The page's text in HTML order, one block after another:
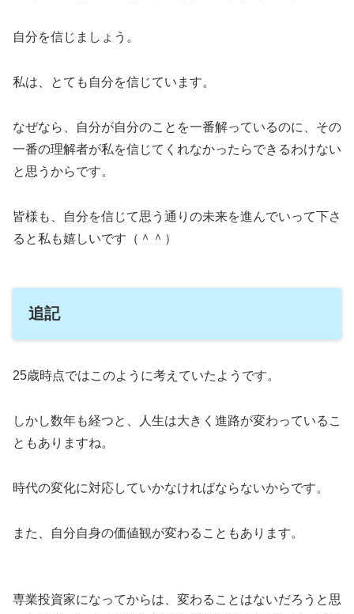
自分を信じましょう。
私は、とても自分を信じています。
なぜなら、自分が自分のことを一番解っているのに、その
一番の理解者が私を信じてくれなかったらできるわけない
と思うからです。
皆様も、自分を信じて思う通りの未来を進んでいって下さ
ると私も嬉しいです（＾＾）
追記
25歳時点ではこのように考えていたようです。
しかし数年も経つと、人生は大きく進路が変わっているこ
ともありますね。
時代の変化に対応していかなければならないからです。
また、自分自身の価値観が変わることもあります。
専業投資家になってからは、変わることはないだろうと思